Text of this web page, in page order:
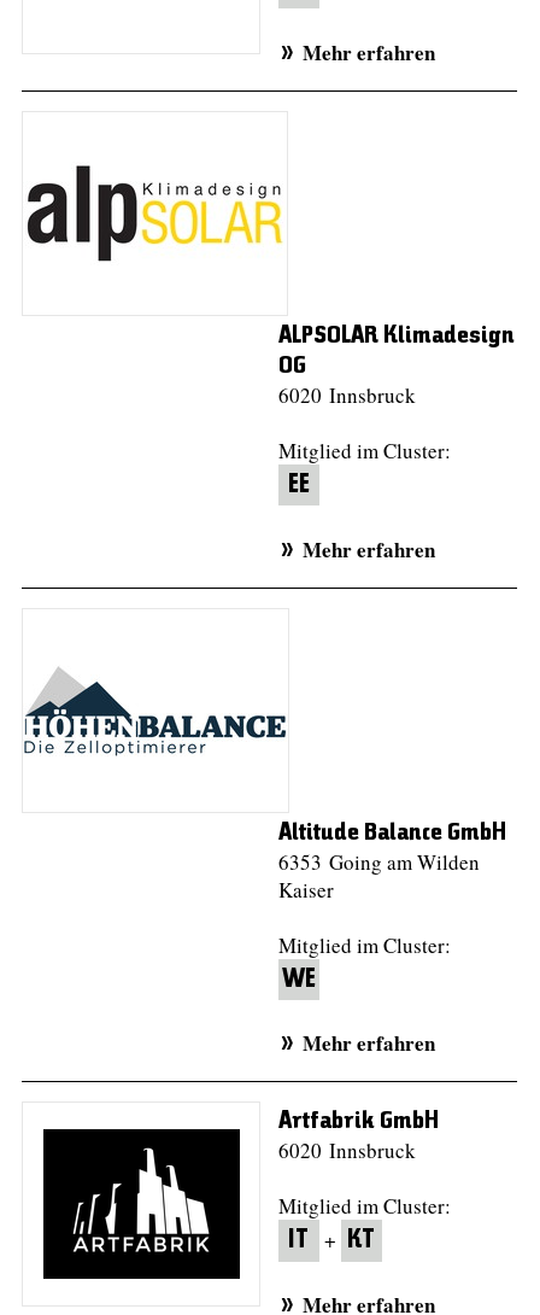
Mehr erfahren
ALPSOLAR Klimadesign
OG
6020 Innsbruck
Mitglied im Cluster:
EE
Mehr erfahren
Altitude Balance GmbH
6353 Going am Wilden
Kaiser
Mitglied im Cluster:
WE
Mehr erfahren
Artfabrik GmbH
6020 Innsbruck
Mitglied im Cluster:
IT
+ KT
Mehr erfahren